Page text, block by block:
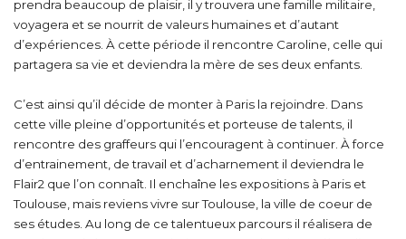
prendra beaucoup de plaisir, il y trouvera une famille militaire,
voyagera et se nourrit de valeurs humaines et d’autant
d’expériences. À cette période il rencontre Caroline, celle qui
partagera sa vie et deviendra la mère de ses deux enfants.
C’est ainsi qu’il décide de monter à Paris la rejoindre. Dans
cette ville pleine d’opportunités et porteuse de talents, il
rencontre des graffeurs qui l’encouragent à continuer. À force
d’entrainement, de travail et d’acharnement il deviendra le
Flair2 que l’on connaît. Il enchaîne les expositions à Paris et
Toulouse, mais reviens vivre sur Toulouse, la ville de coeur de
ses études. Au long de ce talentueux parcours il réalisera de